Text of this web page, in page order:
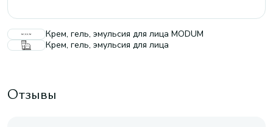
Крем, гель, эмульсия для лица MODUM
Крем, гель, эмульсия для лица
Отзывы